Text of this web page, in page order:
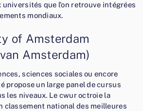
que l’on retrouve intégrées
mondiaux.
of Amsterdam
Amsterdam)
sciences sociales ou encore
propose un large panel de cursus
les niveaux. Le cwur octroie la
classement national des meilleures